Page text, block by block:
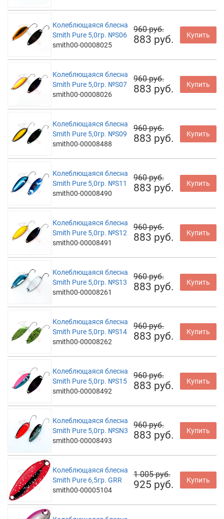
Колеблющаяся блесна
Smith Pure 5,0гр. №S06
smith00-00008025
960 руб.
883 руб. Купить
Колеблющаяся блесна
Smith Pure 5,0гр. №S07
smith00-00008026
960 руб.
883 руб. Купить
Колеблющаяся блесна
Smith Pure 5,0гр. №S09
smith00-00008488
960 руб.
883 руб. Купить
Колеблющаяся блесна
Smith Pure 5,0гр. №S11
smith00-00008490
960 руб.
883 руб. Купить
Колеблющаяся блесна
Smith Pure 5,0гр. №S12
smith00-00008491
960 руб.
883 руб. Купить
Колеблющаяся блесна
Smith Pure 5,0гр. №S13
smith00-00008261
960 руб.
883 руб. Купить
Колеблющаяся блесна
Smith Pure 5,0гр. №S14
smith00-00008262
960 руб.
883 руб. Купить
Колеблющаяся блесна
Smith Pure 5,0гр. №S15
smith00-00008492
960 руб.
883 руб. Купить
Колеблющаяся блесна
Smith Pure 5,0гр. №SN3
smith00-00008493
960 руб.
883 руб. Купить
Колеблющаяся блесна
Smith Pure 6,5гр. GRR
smith00-00005104
1 005 руб.
925 руб. Купить